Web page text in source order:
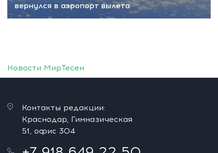
вернулся в аэропорт вылета
Новости МирТесен
Контакты редакции:
Краснодар, Гимназическая
51, офис 304